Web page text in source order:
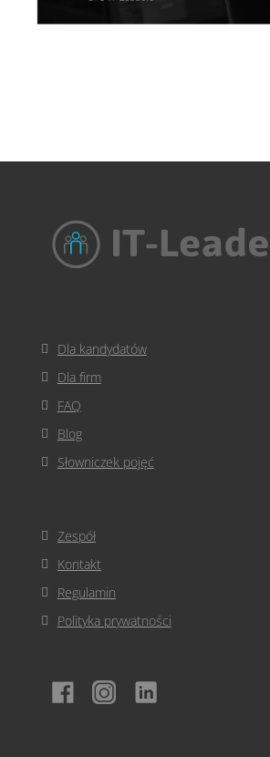
Dla kandydatów
Dla firm
FAQ
Blog
Słowniczek pojęć
Zespół
Kontakt
Regulamin
Polityka prywatności